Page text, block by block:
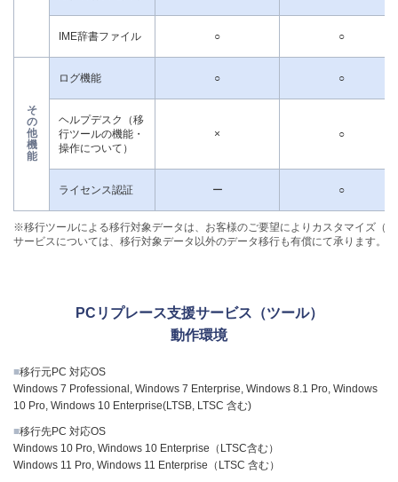
IME辞書ファイル ○ ○
そ
の
他
機
能
ログ機能 ○ ○
ヘルプデスク（移
行ツールの機能・
操作について）
× ○
ライセンス認証 ー ○
※移行ツールによる移行対象データは、お客様のご要望によりカスタマイズ（
サービスについては、移行対象データ以外のデータ移行も有償にて承ります。
PCリプレース支援サービス（ツール）
動作環境
■移行元PC 対応OS
Windows 7 Professional, Windows 7 Enterprise, Windows 8.1 Pro, Windows
10 Pro, Windows 10 Enterprise(LTSB, LTSC 含む)
■移行先PC 対応OS
Windows 10 Pro, Windows 10 Enterprise（LTSC含む）
Windows 11 Pro, Windows 11 Enterprise（LTSC 含む）